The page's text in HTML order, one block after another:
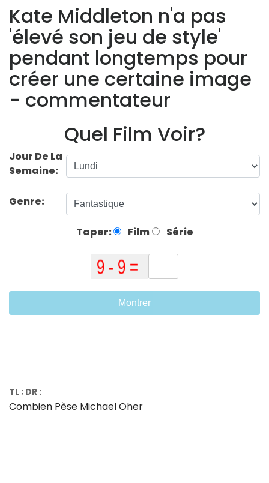
Kate Middleton n'a pas
'élevé son jeu de style'
pendant longtemps pour
créer une certaine image
- commentateur
Quel Film Voir?
Jour De La
Semaine:
Genre:
Taper: Film Série
Montrer
TL ; DR :
Combien Pèse Michael Oher